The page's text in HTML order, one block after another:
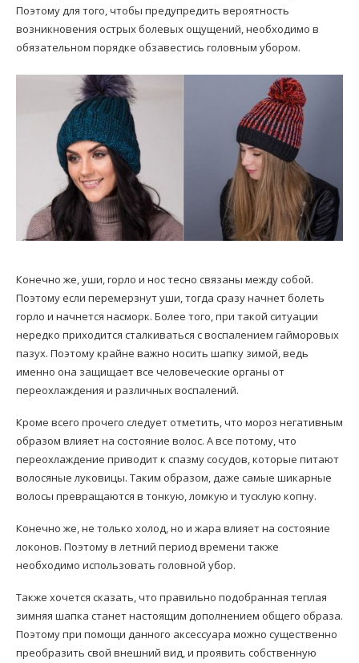
Поэтому для того, чтобы предупредить вероятность
возникновения острых болевых ощущений, необходимо в
обязательном порядке обзавестись головным убором.
Конечно же, уши, горло и нос тесно связаны между собой.
Поэтому если перемерзнут уши, тогда сразу начнет болеть
горло и начнется насморк. Более того, при такой ситуации
нередко приходится сталкиваться с воспалением гайморовых
пазух. Поэтому крайне важно носить шапку зимой, ведь
именно она защищает все человеческие органы от
переохлаждения и различных воспалений.
Кроме всего прочего следует отметить, что мороз негативным
образом влияет на состояние волос. А все потому, что
переохлаждение приводит к спазму сосудов, которые питают
волосяные луковицы. Таким образом, даже самые шикарные
волосы превращаются в тонкую, ломкую и тусклую копну.
Конечно же, не только холод, но и жара влияет на состояние
локонов. Поэтому в летний период времени также
необходимо использовать головной убор.
Также хочется сказать, что правильно подобранная теплая
зимняя шапка станет настоящим дополнением общего образа.
Поэтому при помощи данного аксессуара можно существенно
преобразить свой внешний вид, и проявить собственную